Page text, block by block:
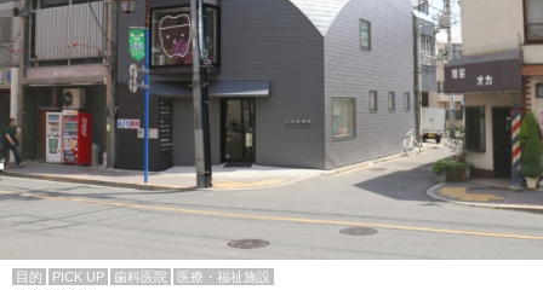
目的 PICK UP 歯科医院 医療・福祉施設